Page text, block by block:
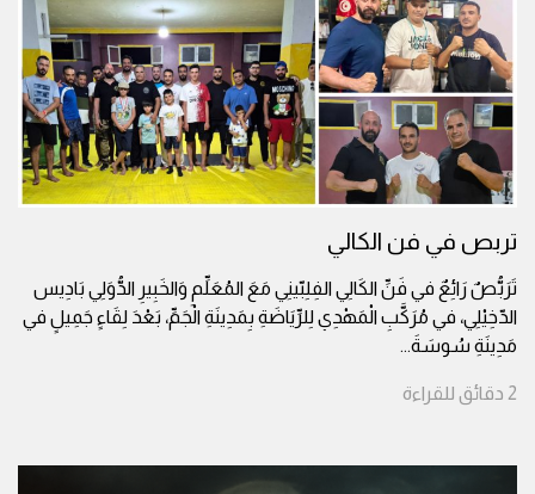
تربص في فن الكالي
تَرَبُّصٌ رَائِعٌ في فَنِّ الكَالِي الفِلِبّينِي مَعَ المُعَلِّمِ وَالخَبِيرِ الدُّوَلِي بَادِيس
الدّخِيْلِي، في مُرَكَّبِ الْمَهْدِي لِلرِّيَاضَةِ بِمَدِينَةِ الْجَمِّ، بَعْدَ لِقَاءٍ جَمِيلٍ في
مَدِينَةِ سُوسَةَ...
2 دقائق للقراءة